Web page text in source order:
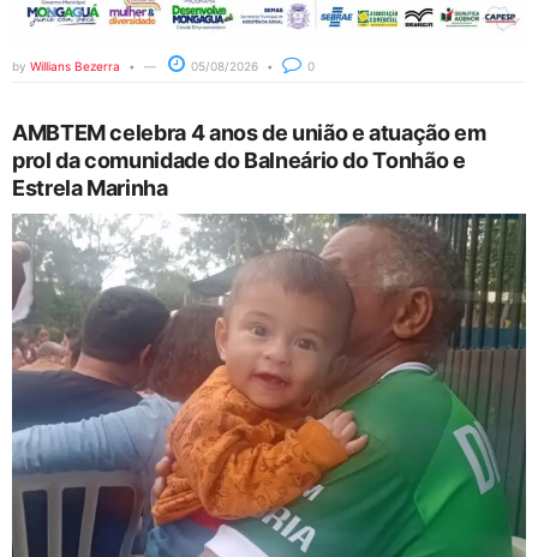
by Willians Bezerra 05/08/2026 0
AMBTEM celebra 4 anos de união e atuação em
prol da comunidade do Balneário do Tonhão e
Estrela Marinha